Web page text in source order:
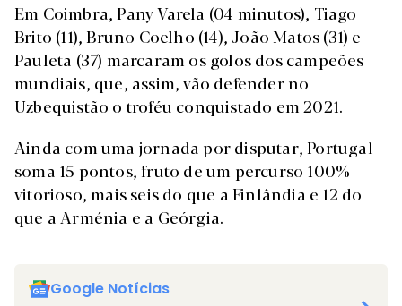
Em Coimbra, Pany Varela (04 minutos), Tiago
Brito (11), Bruno Coelho (14), João Matos (31) e
Pauleta (37) marcaram os golos dos campeões
mundiais, que, assim, vão defender no
Uzbequistão o troféu conquistado em 2021.
Ainda com uma jornada por disputar, Portugal
soma 15 pontos, fruto de um percurso 100%
vitorioso, mais seis do que a Finlândia e 12 do
que a Arménia e a Geórgia.
Google Notícias